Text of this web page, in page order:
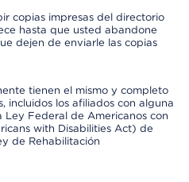
copias impresas del directorio
hasta que usted abandone
dejen de enviarle las copias
tienen el mismo y completo
incluidos los afiliados con alguna
Federal de Americanos con
with Disabilities Act) de
de Rehabilitación